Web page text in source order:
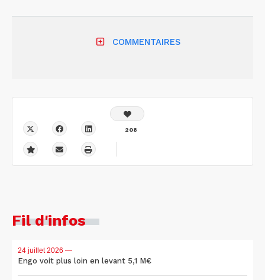
COMMENTAIRES
208
Fil d'infos
24 juillet 2026 —
Engo voit plus loin en levant 5,1 M€